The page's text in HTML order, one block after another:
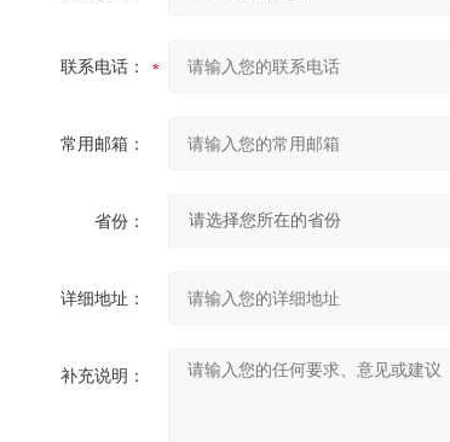
联系电话：
常用邮箱：
省份：
详细地址：
补充说明：